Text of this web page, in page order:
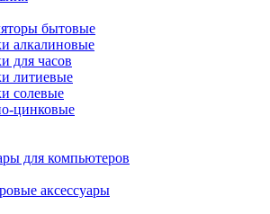
бытовые
алкалиновые
для часов
литиевые
солевые
цинковые
для компьютеров
аксессуары